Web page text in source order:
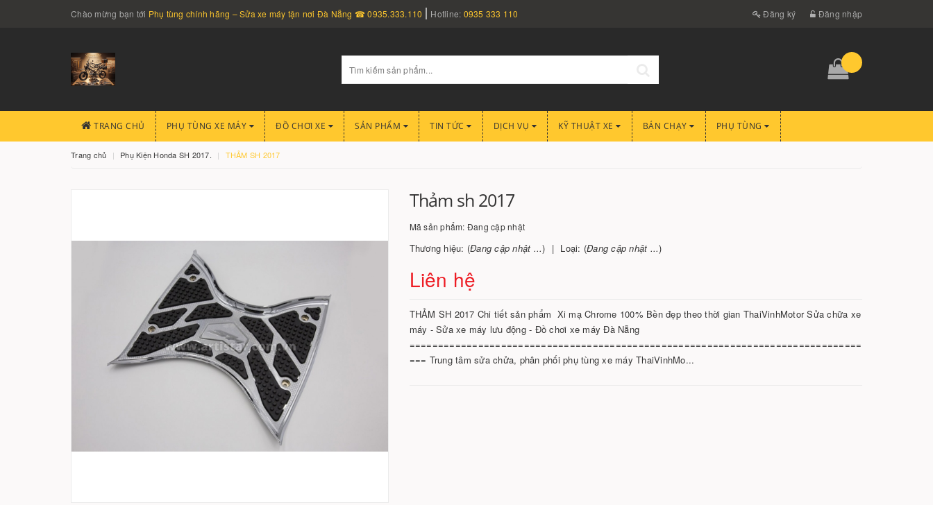
Chào mừng bạn tới Phụ tùng chính hãng – Sửa xe máy tận nơi Đà Nẵng ☎ 0935.333.110 Hotline: 0935 333 110 Đăng ký Đăng nhập
TRANG CHỦ PHỤ TÙNG XE MÁY ĐỒ CHƠI XE SẢN PHẨM TIN TỨC DỊCH VỤ KỸ THUẬT XE BÁN CHẠY PHỤ TÙNG
Trang chủ Phụ Kiện Honda SH 2017. THẢM SH 2017
Thảm sh 2017
Mã sản phẩm: Đang cập nhật
Thương hiệu: (Đang cập nhật ...) Loại: (Đang cập nhật ...)
Liên hệ
THẢM SH 2017 Chi tiết sản phẩm Xi mạ Chrome 100% Bền đẹp theo thời gian ThaiVinhMotor Sửa chữa xe
máy - Sửa xe máy lưu động - Đồ chơi xe máy Đà Nẵng
===============================================================================
=== Trung tâm sửa chửa, phân phối phụ tùng xe máy ThaiVinhMo...